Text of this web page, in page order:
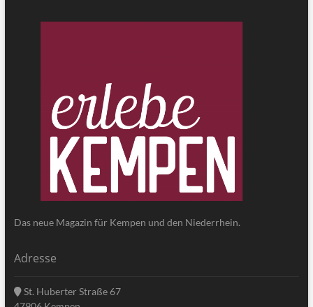
Das neue Magazin für Kempen und den Niederrhein.
Adresse
St. Huberter Straße 67